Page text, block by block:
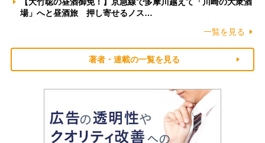
場」へと昼酒旅 押し寄せるノス…
一覧を見る
著者・連載の一覧を見る